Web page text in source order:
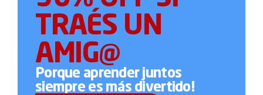
TRAÉS UN
AMIG@
Porque aprender juntos
siempre es más divertido!